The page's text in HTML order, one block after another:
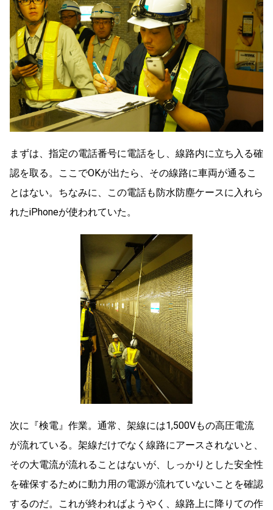
まずは、指定の電話番号に電話をし、線路内に立ち入る確
認を取る。ここでOKが出たら、その線路に車両が通るこ
とはない。ちなみに、この電話も防水防塵ケースに入れら
れたiPhoneが使われていた。
次に『検電』作業。通常、架線には1,500Vもの高圧電流
が流れている。架線だけでなく線路にアースされないと、
その大電流が流れることはないが、しっかりとした安全性
を確保するために動力用の電源が流れていないことを確認
するのだ。これが終わればようやく、線路上に降りての作